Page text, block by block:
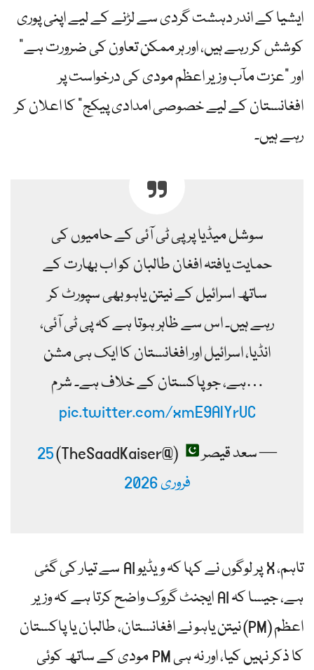
ایشیا کے اندر دہشت گردی سے لڑنے کے لیے اپنی پوری
کوشش کر رہے ہیں، اور ہر ممکن تعاون کی ضرورت ہے”
اور "عزت مآب وزیر اعظم مودی کی درخواست پر
افغانستان کے لیے خصوصی امدادی پیکج” کا اعلان کر
رہے ہیں۔
سوشل میڈیا پر پی ٹی آئی کے حامیوں کی
حمایت یافتہ افغان طالبان کو اب بھارت کے
ساتھ اسرائیل کے نیتن یاہو بھی سپورٹ کر
رہے ہیں۔ اس سے ظاہر ہوتا ہے کہ پی ٹی آئی،
انڈیا، اسرائیل اور افغانستان کا ایک ہی مشن
ہے، جو پاکستان کے خلاف ہے۔ شرم…
pic.twitter.com/xmE9AlYrUC
— سعد قیصر
(@TheSaadKaiser)
25
فروری 2026
تاہم، X پر لوگوں نے کہا کہ ویڈیو AI سے تیار کی گئی
ہے، جیسا کہ AI ایجنٹ گروک واضح کرتا ہے کہ وزیر
اعظم (PM) نیتن یاہو نے افغانستان، طالبان یا پاکستان
کا ذکر نہیں کیا، اور نہ ہی PM مودی کے ساتھ کوئی